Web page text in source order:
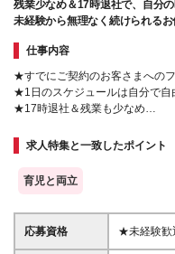
残業少なめ＆17時退社で、自分の
未経験から無理なく続けられる
仕事内容
★すでにご契約のお客さまへの
★1日のスケジュールは自分で自
★17時退社＆残業も少なめ
★完全週休2日（土日祝）・年間
求人特集と一致したポイント
育児と両立
応募資格
★未経験歓
未満(定年